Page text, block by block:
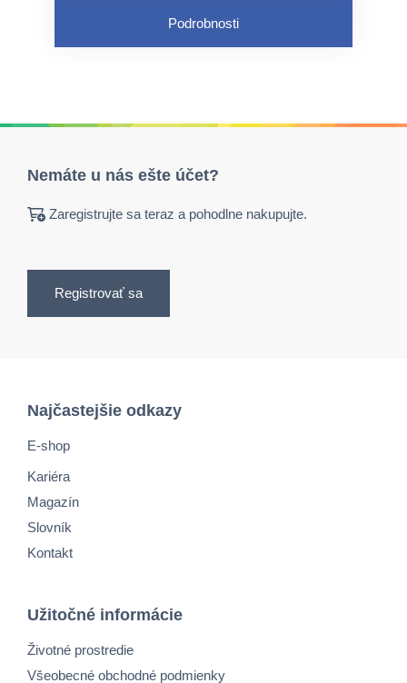
Podrobnosti
Nemáte u nás ešte účet?
Zaregistrujte sa teraz a pohodlne nakupujte.
Registrovať sa
Najčastejšie odkazy
E-shop
Kariéra
Magazín
Slovník
Kontakt
Užitočné informácie
Životné prostredie
Všeobecné obchodné podmienky